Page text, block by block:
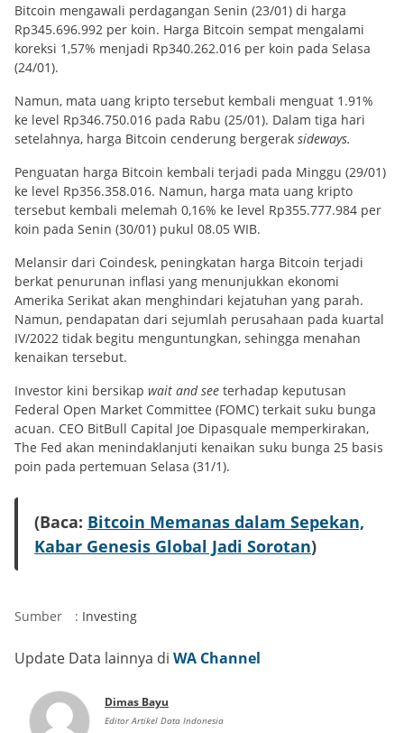
Bitcoin mengawali perdagangan Senin (23/01) di harga
Rp345.696.992 per koin. Harga Bitcoin sempat mengalami
koreksi 1,57% menjadi Rp340.262.016 per koin pada Selasa
(24/01).
Namun, mata uang kripto tersebut kembali menguat 1.91%
ke level Rp346.750.016 pada Rabu (25/01). Dalam tiga hari
setelahnya, harga Bitcoin cenderung bergerak sideways.
Penguatan harga Bitcoin kembali terjadi pada Minggu (29/01)
ke level Rp356.358.016. Namun, harga mata uang kripto
tersebut kembali melemah 0,16% ke level Rp355.777.984 per
koin pada Senin (30/01) pukul 08.05 WIB.
Melansir dari Coindesk, peningkatan harga Bitcoin terjadi
berkat penurunan inflasi yang menunjukkan ekonomi
Amerika Serikat akan menghindari kejatuhan yang parah.
Namun, pendapatan dari sejumlah perusahaan pada kuartal
IV/2022 tidak begitu menguntungkan, sehingga menahan
kenaikan tersebut.
Investor kini bersikap wait and see terhadap keputusan
Federal Open Market Committee (FOMC) terkait suku bunga
acuan. CEO BitBull Capital Joe Dipasquale memperkirakan,
The Fed akan menindaklanjuti kenaikan suku bunga 25 basis
poin pada pertemuan Selasa (31/1).
(Baca: Bitcoin Memanas dalam Sepekan,
Kabar Genesis Global Jadi Sorotan)
Sumber : Investing
Update Data lainnya di WA Channel
Dimas Bayu
Editor Artikel Data Indonesia